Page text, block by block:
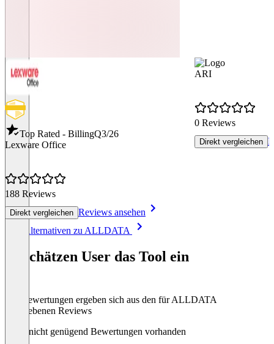
Top Rated - BillingQ3/26
Lexware Office
188 Reviews
Direkt vergleichen Reviews ansehen
ARI
0 Reviews
Direkt vergleichen
Alle Alternativen zu ALLDATA
So schätzen User das Tool ein
Die Bewertungen ergeben sich aus den für ALLDATA
abgegebenen Reviews
Noch nicht genügend Bewertungen vorhanden